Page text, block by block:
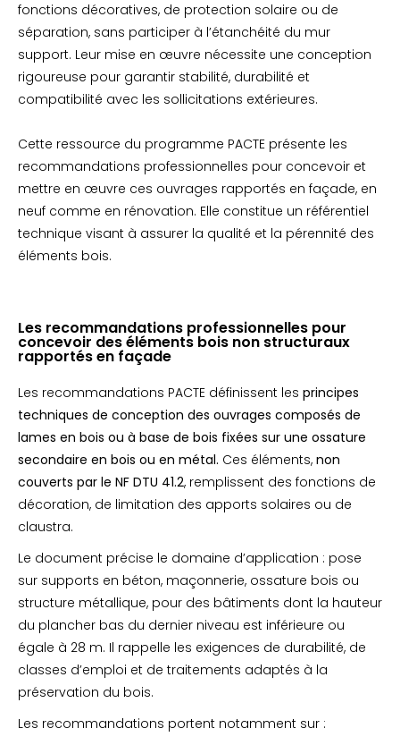
fonctions décoratives, de protection solaire ou de
séparation, sans participer à l’étanchéité du mur
support. Leur mise en œuvre nécessite une conception
rigoureuse pour garantir stabilité, durabilité et
compatibilité avec les sollicitations extérieures.
Cette ressource du programme PACTE présente les
recommandations professionnelles pour concevoir et
mettre en œuvre ces ouvrages rapportés en façade, en
neuf comme en rénovation. Elle constitue un référentiel
technique visant à assurer la qualité et la pérennité des
éléments bois.
Les recommandations professionnelles pour
concevoir des éléments bois non structuraux
rapportés en façade
Les recommandations PACTE définissent les principes
techniques de conception des ouvrages composés de
lames en bois ou à base de bois fixées sur une ossature
secondaire en bois ou en métal. Ces éléments, non
couverts par le NF DTU 41.2, remplissent des fonctions de
décoration, de limitation des apports solaires ou de
claustra.
Le document précise le domaine d’application : pose
sur supports en béton, maçonnerie, ossature bois ou
structure métallique, pour des bâtiments dont la hauteur
du plancher bas du dernier niveau est inférieure ou
égale à 28 m. Il rappelle les exigences de durabilité, de
classes d’emploi et de traitements adaptés à la
préservation du bois.
Les recommandations portent notamment sur :